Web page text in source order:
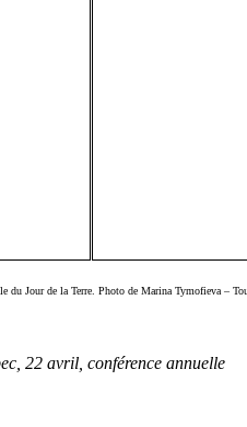
du Jour de la Terre. Photo de Marina Tymofieva –
22 avril, conférence annuelle